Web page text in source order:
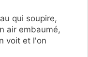
qui soupire,
air embaumé,
voit et l'on